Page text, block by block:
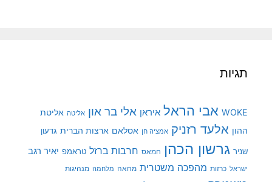
תגיות
WOKE אבי הראל איראן אלי בר און אליטה אליטת
ההון אלעד רזניק אמציה חן אסלאם ארצות הברית גדעון
שניר גרשון הכהן חמאס חרבות ברזל טראמפ יאיר רגב
ישראל כרזות מהפכה משטרית מחאה מלחמה מנהיגות